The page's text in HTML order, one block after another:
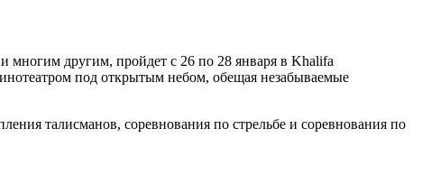
многим другим, пройдет с 26 по 28 января в Khalifa
под открытым небом, обещая незабываемые
талисманов, соревнования по стрельбе и соревнования по